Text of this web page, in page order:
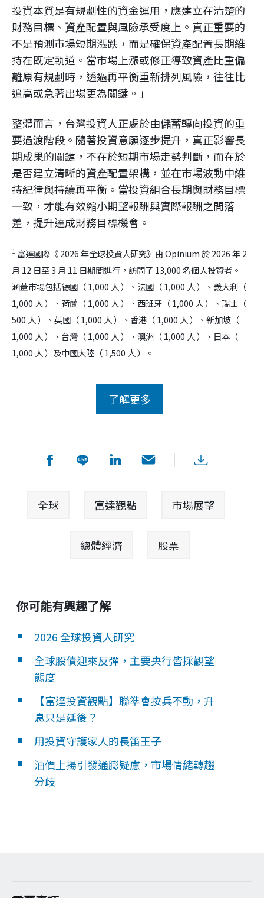
投資本質是有規劃性的資金運用，應建立在清楚的
財務目標、資產配置與風險承受度上。真正重要的
不是預測市場短期漲跌，而是確保資產配置長期維
持在既定軌道。當市場上漲或修正導致資產比重偏
離原有規劃時，透過再平衡重新排列風險，往往比
追高或急著出場更為關鍵。」
整體而言，台灣投資人正處於由儲蓄轉向投資的重
要過渡階段。隨著投資意願逐步提升，真正影響長
期成果的關鍵，不在於短期市場走勢判斷，而在於
是否建立清晰的資產配置架構，並在市場波動中維
持紀律與持續再平衡。當投資組合長期與財務目標
一致，才能有效縮小期望報酬與實際報酬之間落
差，提升達成財務目標機會。
1 富達國際《 2026 年全球投資人研究》由 Opinium 於 2026 年 2
月 12 日至 3 月 11 日期間進行，訪問了 13,000 名個人投資者。
涵蓋市場包括德國（ 1,000 人 ）、法國（ 1,000 人 ）、義大利（
1,000 人 ）、荷蘭（ 1,000 人 ）、西班牙（ 1,000 人 ）、瑞士（
500 人 ）、英國（ 1,000 人 ）、香港（ 1,000 人 ）、新加坡（
1,000 人 ）、台灣（ 1,000 人 ）、澳洲（ 1,000 人 ）、日本（
1,000 人 ）及中國大陸（ 1,500 人 ）。
全球 富達觀點 市場展望
總體經濟 股票
你可能有興趣了解
2026 全球投資人研究
全球股債迎來反彈，主要央行皆採觀望
態度
【富達投資觀點】聯準會按兵不動，升
息只是延後？
用投資守護家人的長笛王子
油價上揚引發通膨疑慮，市場情緒轉趨
分歧